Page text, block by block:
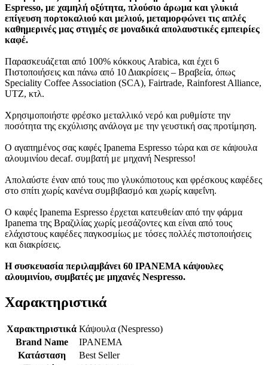
Espresso, με χαμηλή οξύτητα, πλούσιο άρωμα και γλυκιά
επίγευση πορτοκαλιού και μελιού, μεταμορφώνει τις απλές
καθημερινές μας στιγμές σε μοναδικά απολαυστικές εμπειρίες
καφέ.
Παρασκευάζεται από 100% κόκκους Arabica, και έχει 6
Πιστοποιήσεις και πάνω από 10 Διακρίσεις – Βραβεία, όπως
Speciality Coffee Association (SCA), Fairtrade, Rainforest Alliance,
UTZ, κτλ.
Χρησιμοποιήστε φρέσκο μεταλλικό νερό και ρυθμίστε την
ποσότητα της εκχύλισης ανάλογα με την γευστική σας προτίμηση.
Ο αγαπημένος σας καφές Ipanema Espresso τώρα και σε κάψουλα
αλουμινίου decaf. συμβατή με μηχανή Nespresso!
Απολαύστε έναν από τους πιο γλυκόπιοτους και φρέσκους καφέδες
στο σπίτι χωρίς κανένα συμβιβασμό και χωρίς καφεΐνη.
Ο καφές Ipanema Espresso έρχεται κατευθείαν από την φάρμα
Ipanema της Βραζιλίας χωρίς μεσάζοντες και είναι από τους
ελάχιστους καφέδες παγκοσμίως με τόσες πολλές πιστοποιήσεις
και διακρίσεις.
Η συσκευασία περιλαμβάνει 60 IPANEMA κάψουλες
αλουμινίου, συμβατές με μηχανές Nespresso.
Χαρακτηριστικά
Χαρακτηριστικά Κάψουλα (Nespresso)
Brand Name
IPANEMA
Κατάσταση
Best Seller